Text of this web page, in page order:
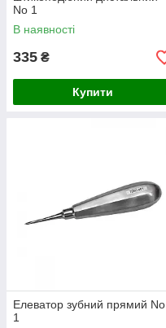
No 1
В наявності
335 ₴
Купити
Елеватор зубний прямий No
1